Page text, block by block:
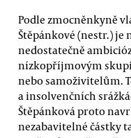
Podle zmocněnkyně
Štěpánkové (nestr.) je
nedostatečně
nízkopříjmovým
nebo samoživitelům.
a insolvenčních
Štěpánková proto
nezabavitelné částky